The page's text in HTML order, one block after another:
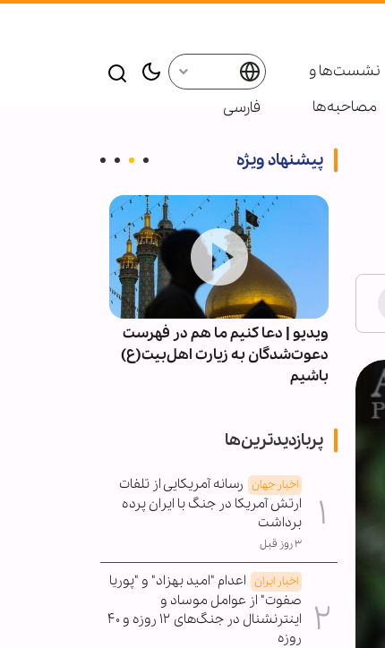
نشست‌ها و
مصاحبه‌ها
فارسی
پیشنهاد ویژه
ویدیو | دعا کنیم ما هم در فهرست
دعوت‌شدگان به زیارت اهل‌بیت(ع)
باشیم
پربازدیدترین‌ها
اخبار جهان رسانه آمریکایی از تلفات
ارتش آمریکا در جنگ با ایران پرده
برداشت
۳ روز قبل
اخبار ایران اعدام "امید بهزاد" و "پوریا
صفوت" از عوامل موساد و
اینترنشنال در جنگ‌های ۱۲ روزه و ۴۰
روزه